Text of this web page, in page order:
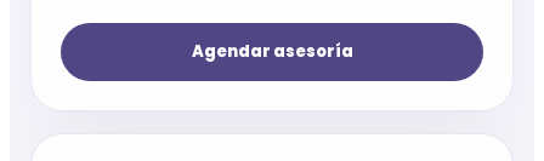
Agendar asesoría